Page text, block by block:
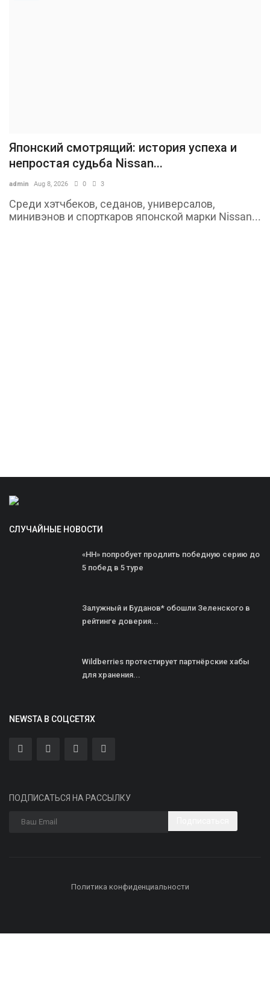
Японский смотрящий: история успеха и
непростая судьба Nissan...
admin Aug 8, 2026 0 3
Среди хэтчбеков, седанов, универсалов,
минивэнов и спорткаров японской марки Nissan...
СЛУЧАЙНЫЕ НОВОСТИ
«НН» попробует продлить победную серию до
5 побед в 5 туре
Залужный и Буданов* обошли Зеленского в
рейтинге доверия...
Wildberries протестирует партнёрские хабы
для хранения...
NEWSTA В СОЦСЕТЯХ
ПОДПИСАТЬСЯ НА РАССЫЛКУ
Политика конфиденциальности